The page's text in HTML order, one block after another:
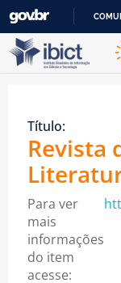
Pular para o conteúdo
Título:
Revista
Para ver
mais
informações
do item
acesse: